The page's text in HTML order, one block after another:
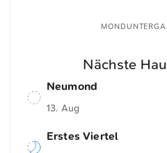
Nächste
Neumond
13. Aug
Erstes Viertel